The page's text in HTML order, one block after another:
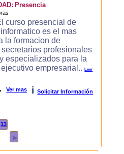
Presencia
curso presencial de
es el mas
la formacion de
profesionales
especializados para la
empresarial..Leer
Ver mas i Solicitar Información
13
►